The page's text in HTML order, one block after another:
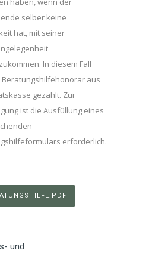
selber keine
hat, mit seiner
In diesem Fall
Beratungshilfehonorar aus
gezahlt. Zur
ist die Ausfüllung eines
erforderlich.
und